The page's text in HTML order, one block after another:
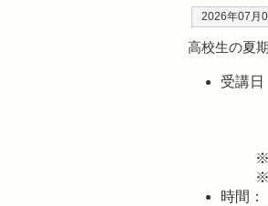
2026年07月
高校生の夏
受講
※
※
時間